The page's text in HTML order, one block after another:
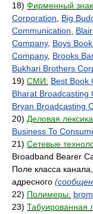
18) Фирменный
Corporation
Big
Communication
Company, Boys
Company, Brooks
Bukhari Brothers
19) СМИ: Best Book
Bharat Broadcasting
Bryan Broadcasting
20) Деловая
Business To
21) Сетевые
Broadband Bearer
Поле класса
адресного
22) Полимеры:
23) Табуированная